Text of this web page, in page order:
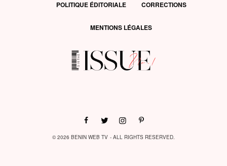
POLITIQUE ÉDITORIALE CORRECTIONS
MENTIONS LÉGALES
© 2026 BENIN WEB TV - ALL RIGHTS RESERVED.